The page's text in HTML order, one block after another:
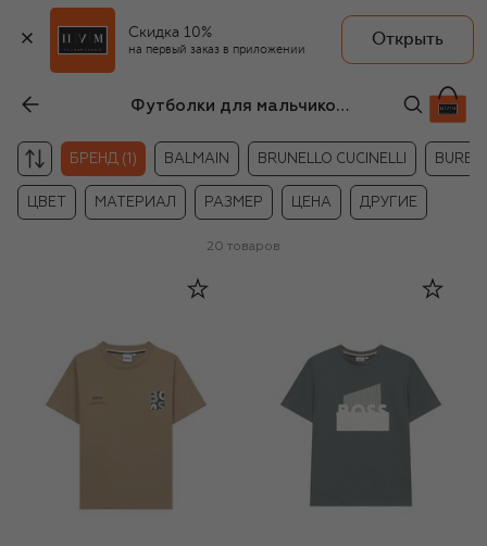
Скидка 10%
на первый заказ в приложении
Открыть
Футболки для мальчиков BOSS
БРЕНД (1) BALMAIN BRUNELLO CUCINELLI
ЦВЕТ МАТЕРИАЛ РАЗМЕР ЦЕНА ДРУГИЕ
20 товаров